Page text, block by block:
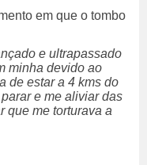
em que o tombo
e ultrapassado
minha devido ao
de estar a 4 kms do
e me aliviar das
que me torturava a